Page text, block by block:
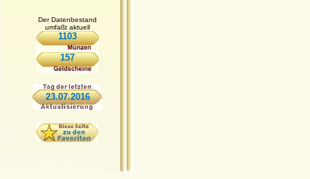
Der Datenbestand
umfaßt aktuell
1103
157
23.07.2016